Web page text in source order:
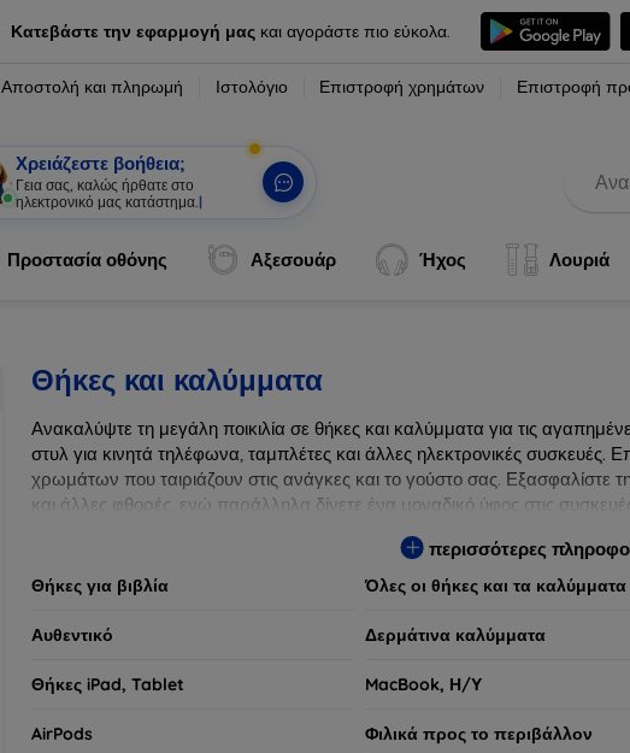
Κατεβάστε την εφαρμογή μαςκαι αγοράστε πιο εύκολα.
Αποστολή και πληρωμή Ιστολόγιο Επιστροφή χρημάτων Επιστροφή
Χρειάζεστε βοήθεια;
Γεια σας, καλώς ήρθατε στο
ηλεκτρονικό μας κατάστημα. |
Προστασία οθόνης Αξεσουάρ Ήχος Λουριά
Θήκες και καλύμματα
Ανακαλύψτε τη μεγάλη ποικιλία σε θήκες και καλύμματα για τις
στυλ για κινητά τηλέφωνα, ταμπλέτες και άλλες ηλεκτρονικές συσκευές.
χρωμάτων που ταιριάζουν στις ανάγκες και το γούστο σας. Εξασφαλίστε
και άλλες φθορές, ενώ παράλληλα δίνετε ένα μοναδικό ύφος στις
περισσότερες
Θήκες για βιβλία Όλες οι θήκες και τα καλύμματα
Αυθεντικό Δερμάτινα καλύμματα
Θήκες iPad, Tablet MacBook, Η/Υ
AirPods Φιλικά προς το περιβάλλον